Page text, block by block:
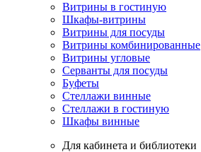
Витрины в гостиную
Шкафы-витрины
Витрины для посуды
Витрины комбинированные
Витрины угловые
Серванты для посуды
Буфеты
Стеллажи винные
Стеллажи в гостиную
Шкафы винные
Для кабинета и библиотеки